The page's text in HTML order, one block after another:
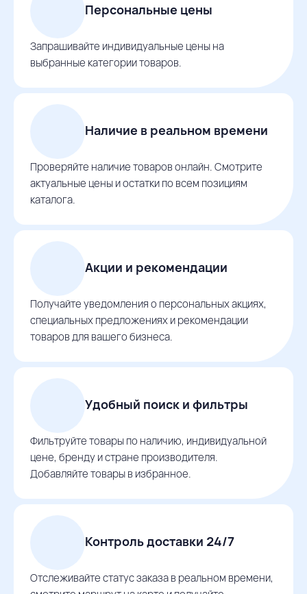
Персональные цены
Запрашивайте индивидуальные цены на
выбранные категории товаров.
Наличие в реальном времени
Проверяйте наличие товаров онлайн. Смотрите
актуальные цены и остатки по всем позициям
каталога.
Акции и рекомендации
Получайте уведомления о персональных акциях,
специальных предложениях и рекомендации
товаров для вашего бизнеса.
Удобный поиск и фильтры
Фильтруйте товары по наличию, индивидуальной
цене, бренду и стране производителя.
Добавляйте товары в избранное.
Контроль доставки 24/7
Отслеживайте статус заказа в реальном времени,